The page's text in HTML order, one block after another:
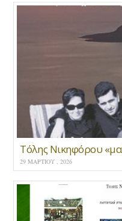
Τόλης Νικηφόρου
29 ΜΑΡΤΊΟΥ , 2026